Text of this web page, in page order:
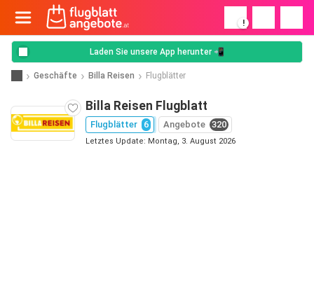
!
Laden Sie unsere App herunter 📲
Geschäfte Billa Reisen Flugblätter
Billa Reisen Flugblatt
Flugblätter 6 Angebote 320
Letztes Update: Montag, 3. August 2026